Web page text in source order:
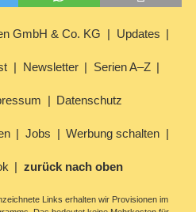
GmbH & Co. KG Updates
Newsletter Serien A–Z
Datenschutz
Jobs Werbung schalten
zurück nach oben
Links erhalten wir Provisionen im